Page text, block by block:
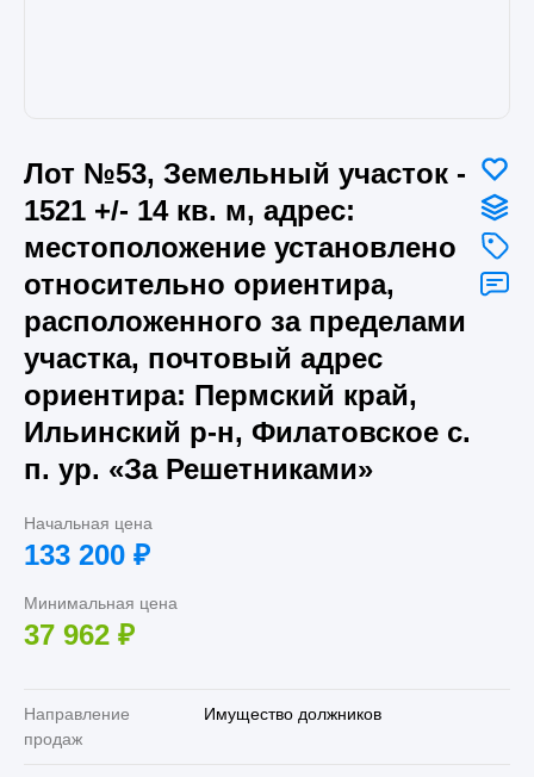
Лот №53, Земельный участок -
1521 +/- 14 кв. м, адрес:
местоположение установлено
относительно ориентира,
расположенного за пределами
участка, почтовый адрес
ориентира: Пермский край,
Ильинский р-н, Филатовское с.
п. ур. «За Решетниками»
Начальная цена
133 200 ₽
Минимальная цена
37 962 ₽
Направление
продаж
Имущество должников